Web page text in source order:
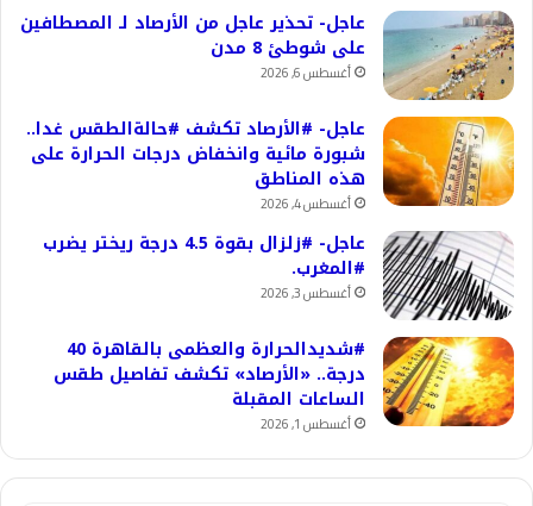
عاجل- تحذير عاجل من الأرصاد لـ المصطافين
على شوطئ 8 مدن
أغسطس 6, 2026
عاجل- #الأرصاد تكشف #حالةالطقس غدا..
شبورة مائية وانخفاض درجات الحرارة على
هذه المناطق
أغسطس 4, 2026
عاجل- #زلزال بقوة 4.5 درجة ريختر يضرب
#المغرب.
أغسطس 3, 2026
#شديدالحرارة والعظمى بالقاهرة 40
درجة.. «الأرصاد» تكشف تفاصيل طقس
الساعات المقبلة
أغسطس 1, 2026